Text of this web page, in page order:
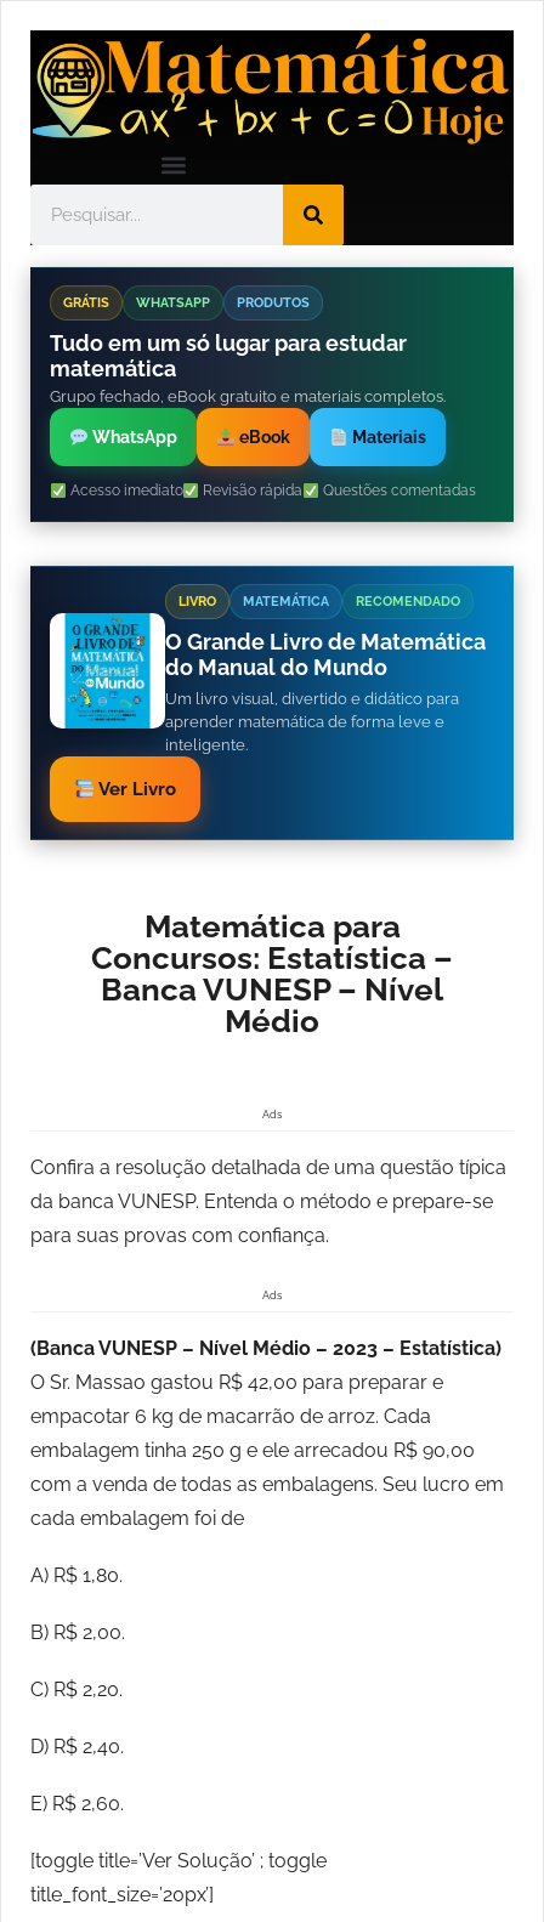
GRÁTIS WHATSAPP PRODUTOS
Tudo em um só lugar para estudar
matemática
Grupo fechado, eBook gratuito e materiais completos.
WhatsApp eBook Materiais
Acesso imediato Revisão rápida Questões comentadas
LIVRO MATEMÁTICA RECOMENDADO
O Grande Livro de Matemática
do Manual do Mundo
Um livro visual, divertido e didático para
aprender matemática de forma leve e
inteligente.
Ver Livro
Matemática para
Concursos: Estatística –
Banca VUNESP – Nível
Médio
Ads
Confira a resolução detalhada de uma questão típica
da banca VUNESP. Entenda o método e prepare-se
para suas provas com confiança.
Ads
(Banca VUNESP – Nível Médio – 2023 – Estatística)
O Sr. Massao gastou R$ 42,00 para preparar e
empacotar 6 kg de macarrão de arroz. Cada
embalagem tinha 250 g e ele arrecadou R$ 90,00
com a venda de todas as embalagens. Seu lucro em
cada embalagem foi de
A) R$ 1,80.
B) R$ 2,00.
C) R$ 2,20.
D) R$ 2,40.
E) R$ 2,60.
[toggle title=’Ver Solução’ ; toggle
title_font_size=’20px’]